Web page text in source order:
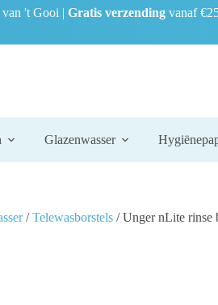
't Gooi | Gratis verzending vanaf
Glazenwasser
/Telewasborstels / Unger nLite rinse